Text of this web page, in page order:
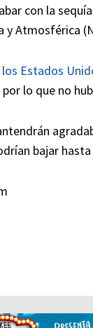
con la
y Atmosférica
Estados
lo que no
bajar